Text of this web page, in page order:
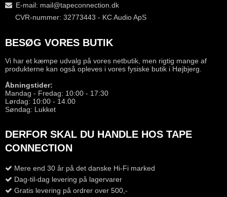
E-mail: mail@tapeconnection.dk
CVR-nummer: 32773443 - KC Audio ApS
BESØG VORES BUTIK
Vi har et kæmpe udvalg på vores netbutik, men rigtig mange af
produkterne kan også opleves i vores fysiske butik i Højbjerg.
Åbningstider:
Mandag - Fredag: 10:00 - 17:30
Lørdag: 10:00 - 14.00
Søndag: Lukket
DERFOR SKAL DU HANDLE HOS TAPE
CONNECTION
Mere end 30 år på det danske Hi-Fi marked
Dag-til-dag levering på lagervarer
Gratis levering på ordrer over 500,-